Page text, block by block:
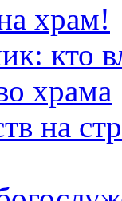
храм!
кто
храма
на